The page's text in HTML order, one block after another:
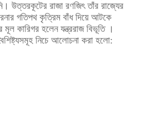
উত্তরকূটের রাজা রণজিৎ তাঁর রাজ্যের
গতিপথ কৃত্রিম বাঁধ দিয়ে আটকে
মূল কারিগর হলেন যন্ত্ররাজ বিভূতি ।
নিচে আলোচনা করা হলো: